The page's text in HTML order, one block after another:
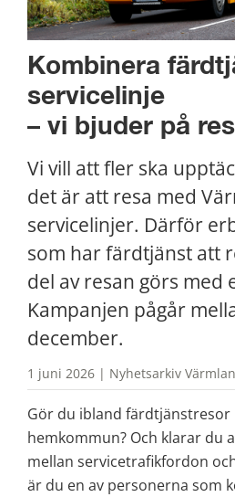
Kombinera
servicelinje
– vi bjuder på
Vi vill att fler ska
det är att resa med
servicelinjer. Därför
som har färdtjänst att
del av resan görs med
Kampanjen pågår
december.
1 juni 2026 | Nyhetsarkiv
Gör du ibland
hemkommun? Och klarar du
mellan servicetrafikfordon
är du en av personerna som